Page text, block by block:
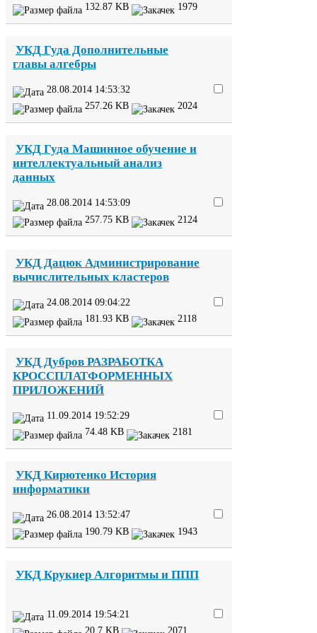
132 87 KB 1979
УКД Гуда Дополнительные
главы алгебры
28 08 2014 14:53:32
257.26 KB 2024
УКД Гуда Машинное обучение и
интеллектуальный анализ
данных
28.08.2014 14:53:09
257 75 KB 2124
УКД Дацюк Администрирование
вычислительных кластеров
24 08 2014 09:04:22
181 93 KB 2118
УКД Дубров РАЗРАБОТКА
КРОССПЛАТФОРМЕННЫХ
ПРИЛОЖЕНИЙ
11 09 2014 19:52:29
74.48 KB 2181
УКД Кирютенко История
информатики
26.08.2014 13:52:47
190 79 KB 1943
УКД Крукиер Алгоритмы и ППП
11 09 2014 19:54:21
20 7 KB 2071